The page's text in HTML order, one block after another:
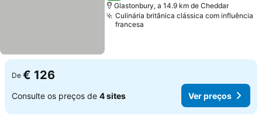
Glastonbury, a 14.9 km de Cheddar
Culinária britânica clássica com influência
francesa
De € 126
Consulte os preços de 4 sites Ver preços